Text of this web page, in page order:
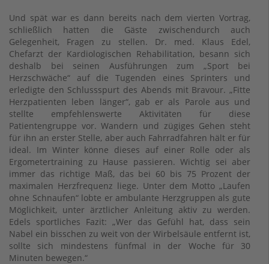
Und spät war es dann bereits nach dem vierten Vortrag,
schließlich hatten die Gäste zwischendurch auch
Gelegenheit, Fragen zu stellen. Dr. med. Klaus Edel,
Chefarzt der Kardiologischen Rehabilitation, besann sich
deshalb bei seinen Ausführungen zum „Sport bei
Herzschwäche“ auf die Tugenden eines Sprinters und
erledigte den Schlussspurt des Abends mit Bravour. „Fitte
Herzpatienten leben länger“, gab er als Parole aus und
stellte empfehlenswerte Aktivitäten für diese
Patientengruppe vor. Wandern und zügiges Gehen steht
für ihn an erster Stelle, aber auch Fahrradfahren hält er für
ideal. Im Winter könne dieses auf einer Rolle oder als
Ergometertraining zu Hause passieren. Wichtig sei aber
immer das richtige Maß, das bei 60 bis 75 Prozent der
maximalen Herzfrequenz liege. Unter dem Motto „Laufen
ohne Schnaufen“ lobte er ambulante Herzgruppen als gute
Möglichkeit, unter ärztlicher Anleitung aktiv zu werden.
Edels sportliches Fazit: „Wer das Gefühl hat, dass sein
Nabel ein bisschen zu weit von der Wirbelsäule entfernt ist,
sollte sich mindestens fünfmal in der Woche für 30
Minuten bewegen.“